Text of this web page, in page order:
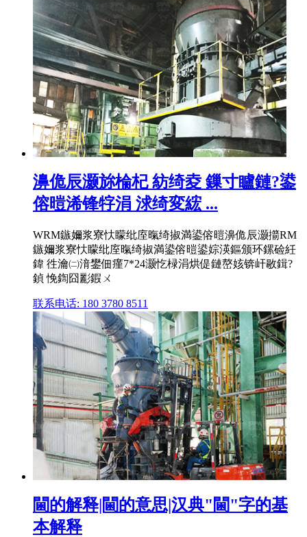
濞佹辰灏旀棆杞 紡绮夌 鏁寸矑鏈?鍙
傛暟浠锋牸涓 浗绮変綋 ...
WRM鏃嬭浆寮忕矇纰庢暣绮掓満鍙傛暟濞佹辰灏擶RM
鏃嬭浆寮忕矇纰庢暣绮掓満鍙傛暟鍙婃渶鏂颁环鏍硷紝
鍏 徃瀹㈡湇鐢佃瘽7*24灏忔椂涓烘偍鏈嶅姟锛屽敭鍓?
鍞 悗鍧囧彲鍜ㄨ
联系电话: 180 3780 8511
閫的解释|閫的意思|汉典"閫"字的基
本解释